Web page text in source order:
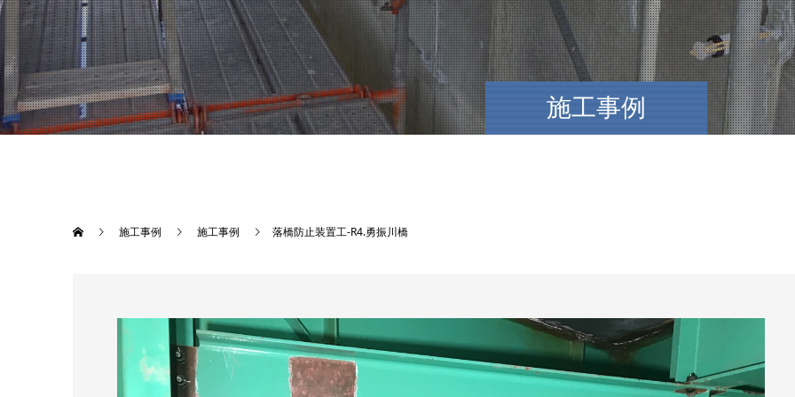
施工事例
施工事例 施工事例 落橋防止装置工-R4.勇振川橋